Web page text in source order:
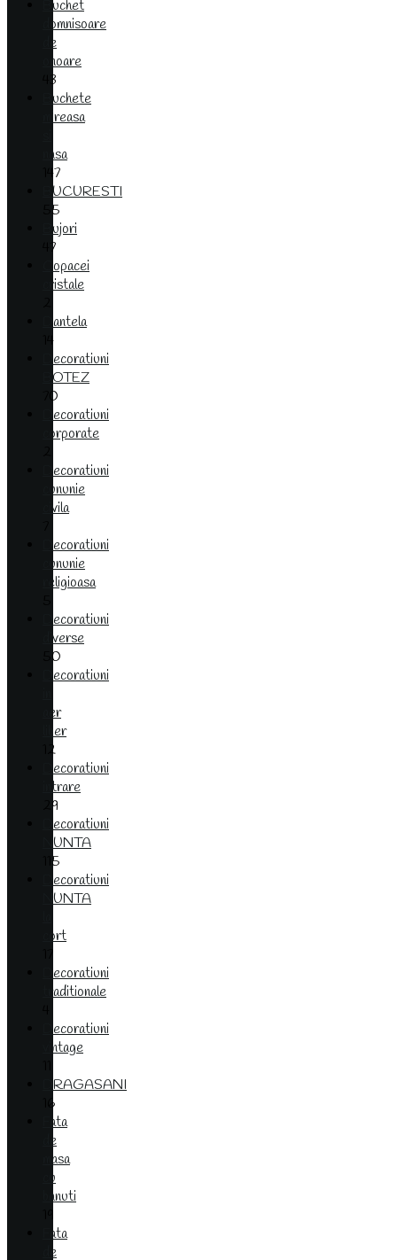
Buchet
domnisoare
de
onoare
43
Buchete
mireasa
nasa
147
BUCURESTI
55
Bujori
47
Copacei
cristale
Dantela
14
Decoratiuni
BOTEZ
70
Decoratiuni
corporate
Decoratiuni
cununie
civila
Decoratiuni
cununie
religioasa
Decoratiuni
diverse
50
Decoratiuni
aer
liber
12
Decoratiuni
intrare
29
Decoratiuni
NUNTA
115
Decoratiuni
NUNTA
cort
Decoratiuni
traditionale
Decoratiuni
vintage
DRAGASANI
16
Fata
de
masa
cu
banuti
Fata
de